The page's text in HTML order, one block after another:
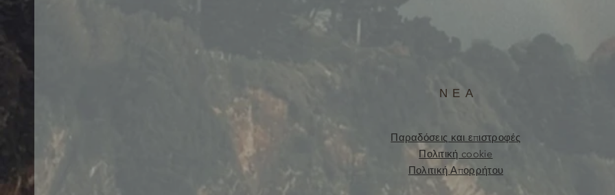
ΝΕΑ
Παραδόσεις και επιστροφές
Πολιτική cookie
Πολιτική Απορρήτου